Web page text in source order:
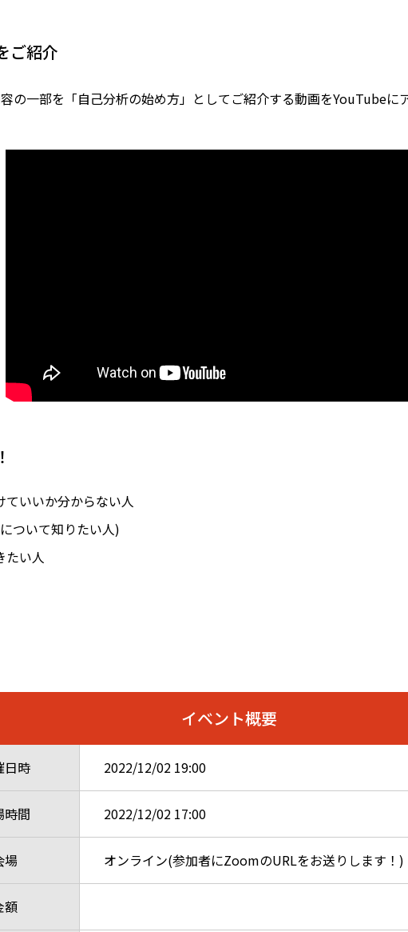
ご紹介
の一部を「自己分析の始め方」としてご紹介する動画をYouTubeに
ていいか分からない人
ついて知りたい人)
たい人
イベント概要
日時 2022/12/02 19:00
時間 2022/12/02 17:00
場 オンライン(参加者にZoomのURLをお送りします！)
額